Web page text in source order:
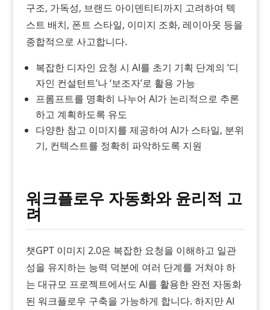
구조, 가독성, 브랜드 아이덴티티까지 고려하여 텍
스트 배치, 폰트 스타일, 이미지 조화, 레이아웃 등을
종합적으로 사고합니다.
복잡한 디자인 요청 시 AI를 초기 기획 단계의 ‘디
자인 컨설턴트’나 ‘보조자’로 활용 가능
프롬프트를 명확히 나누어 AI가 논리적으로 추론
하고 계획하도록 유도
다양한 참고 이미지를 제공하여 AI가 스타일, 분위
기, 컨텍스트를 정확히 파악하도록 지원
워크플로우 자동화와 윤리적 고
려
챗GPT 이미지 2.0은 복잡한 요청을 이해하고 일관
성을 유지하는 능력 덕분에 여러 단계를 거쳐야 하
는 대규모 프로젝트에서도 AI를 활용한 완전 자동화
된 워크플로우 구축을 가능하게 합니다. 하지만 AI